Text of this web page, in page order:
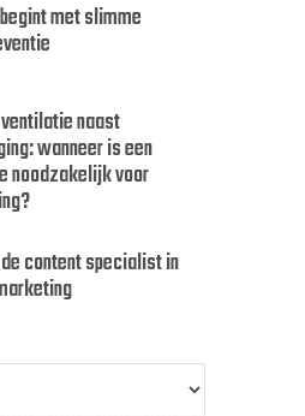
met slimme
naast
wanneer is een
noodzakelijk voor
content specialist in